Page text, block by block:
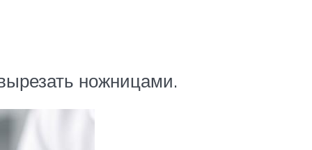
ножницами.